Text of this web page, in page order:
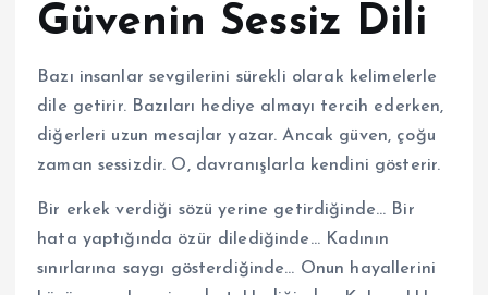
Güvenin Sessiz Dili
Bazı insanlar sevgilerini sürekli olarak kelimelerle
dile getirir. Bazıları hediye almayı tercih ederken,
diğerleri uzun mesajlar yazar. Ancak güven, çoğu
zaman sessizdir. O, davranışlarla kendini gösterir.
Bir erkek verdiği sözü yerine getirdiğinde… Bir
hata yaptığında özür dilediğinde… Kadının
sınırlarına saygı gösterdiğinde… Onun hayallerini